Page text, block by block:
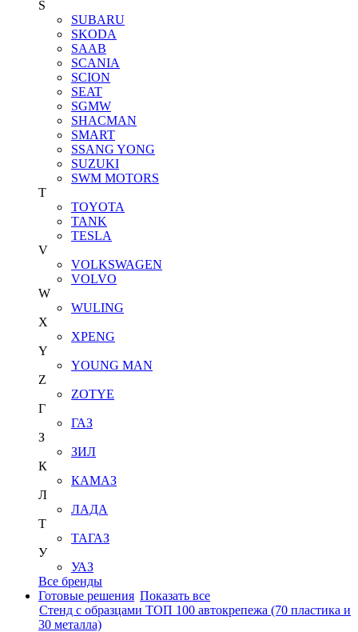
S
SUBARU
SKODA
SAAB
SCANIA
SCION
SEAT
SGMW
SHACMAN
SMART
SSANG YONG
SUZUKI
SWM MOTORS
T
TOYOTA
TANK
TESLA
V
VOLKSWAGEN
VOLVO
W
WULING
X
XPENG
Y
YOUNG MAN
Z
ZOTYE
Г
ГАЗ
З
ЗИЛ
К
КАМАЗ
Л
ЛАДА
Т
ТАГАЗ
У
УАЗ
Все бренды
Готовые решения Показать все
Стенд с образцами ТОП 100 автокрепежа (70 пластика и
30 металла)